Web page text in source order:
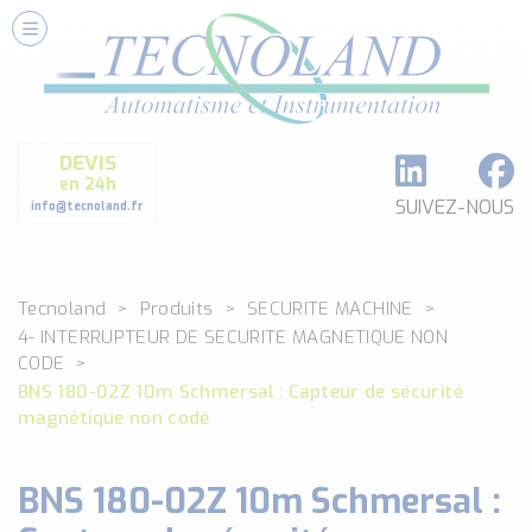
DEVIS
en 24h
info@tecnoland.fr SUIVEZ-NOUS
Nos Services
Conseils et Fourniture
Formation et Assistance
Architecture I-O Link multi fabricants
Classé par catégorie
DEBIT
DETECTION
ANALYSE PHYSICO-CHIMIQUE
Voir toutes les catégories …
Tecnoland Produits
SECURITE MACHINE
4- INTERRUPTEUR DE SECURITE MAGNETIQUE NON
CODE
BNS 180-02Z 10m Schmersal : Capteur de sécurité
magnétique non codé
BNS 180-02Z 10m Schmersal :